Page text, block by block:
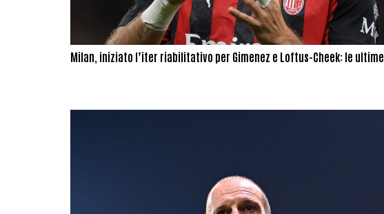
Milan, iniziato l’iter riabilitativo per Gimenez e Loftus-Cheek: le ultime